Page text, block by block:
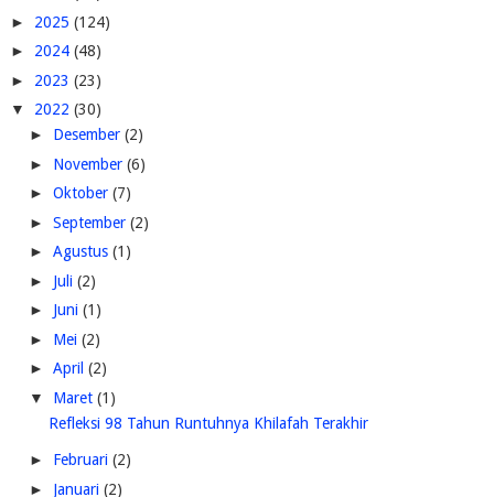
► 2025 (124)
► 2024 (48)
► 2023 (23)
▼ 2022 (30)
► Desember (2)
► November (6)
► Oktober (7)
► September (2)
► Agustus (1)
► Juli (2)
► Juni (1)
► Mei (2)
► April (2)
▼ Maret (1)
Refleksi 98 Tahun Runtuhnya Khilafah Terakhir
► Februari (2)
► Januari (2)